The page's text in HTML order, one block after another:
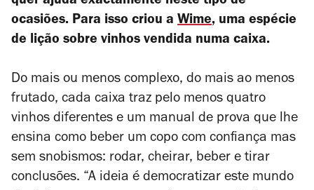
ocasiões. Para isso criou a Wime, uma espécie
de lição sobre vinhos vendida numa caixa.
Do mais ou menos complexo, do mais ao menos
frutado, cada caixa traz pelo menos quatro
vinhos diferentes e um manual de prova que lhe
ensina como beber um copo com confiança mas
sem snobismos: rodar, cheirar, beber e tirar
conclusões. “A ideia é democratizar este mundo